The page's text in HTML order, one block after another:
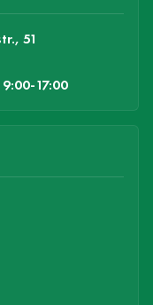
51
17:00